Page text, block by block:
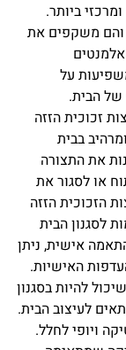
ביותר.
והם משקפים את
על
של הבית.
זכוכית הזזה
בבית
את התצורה
או לסגור את
הזכוכית הזזה
לסגנון הבית
אישית, ניתן
האישיות.
להיות בסגנון
לעיצוב הבית.
ויופי לחלל.